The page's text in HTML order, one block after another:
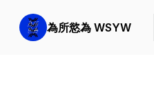
為所慾為 WSYW